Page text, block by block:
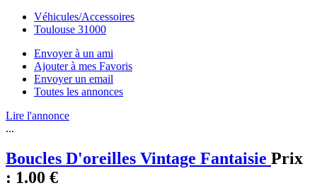
Véhicules/Accessoires
Toulouse 31000
Envoyer à un ami
Ajouter à mes Favoris
Envoyer un email
Toutes les annonces
Lire l'annonce
...
Boucles D'oreilles Vintage Fantaisie Prix
: 1.00 €